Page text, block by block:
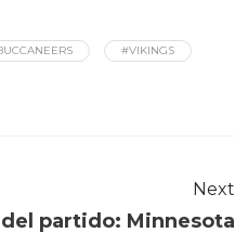
#VIKINGS
Next
partido: Minnesota